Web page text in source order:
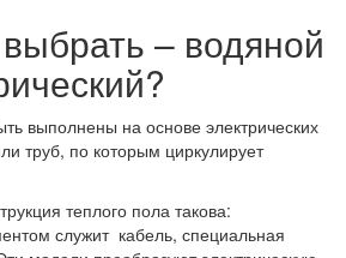
– водяной
выполнены на основе электрических
труб, по которым циркулирует
теплого пола такова:
служит кабель, специальная